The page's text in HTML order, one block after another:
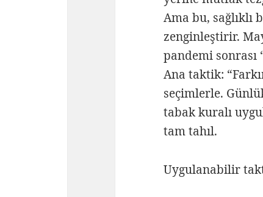
Ama bu, sağlıklı
zenginleştirir.
pandemi
Ana taktik:
seçimlerle.
tabak kuralı
tam tahıl.
Uygulanabilir